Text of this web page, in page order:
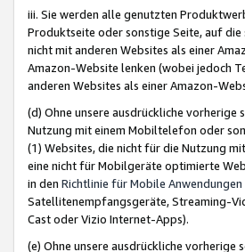
iii. Sie werden alle genutzten
Produktseite oder sonstige Seite, auf
nicht mit anderen Websites als einer
Amazon-Website lenken (wobei jedoch
anderen Websites als einer Amazon-
(d) Ohne unsere ausdrückliche
Nutzung mit einem Mobiltelefon oder
(1) Websites, die nicht für die Nutzung
eine nicht für Mobilgeräte optimierte
in den Richtlinie für Mobile Anwendungen
Satellitenempfangsgeräte, Streaming-
Cast oder Vizio Internet-Apps).
(e) Ohne unsere ausdrückliche vorherige